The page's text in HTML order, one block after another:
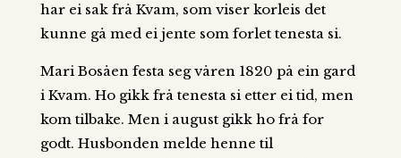
har ei sak frå Kvam, som viser korleis det
kunne gå med ei jente som forlet tenesta si.
Mari Bosåen festa seg våren 1820 på ein gard
i Kvam. Ho gikk frå tenesta si etter ei tid, men
kom tilbake. Men i august gikk ho frå for
godt. Husbonden melde henne til